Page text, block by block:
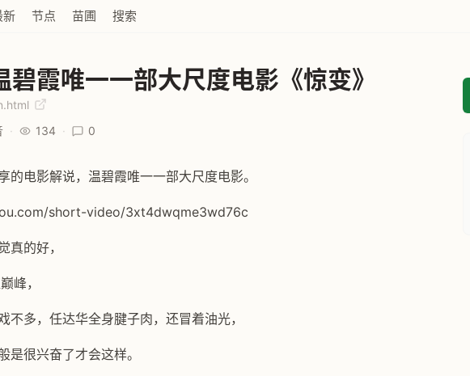
新 节点 苗圃 搜索
霞唯一一部大尺度电影《惊变》
· 134 · 0
的电影解说，温碧霞唯一一部大尺度电影。
short-video/3xt4dwqme3wd76c
真的好，
峰，
不多，任达华全身腱子肉，还冒着油光，
是很兴奋了才会这样。